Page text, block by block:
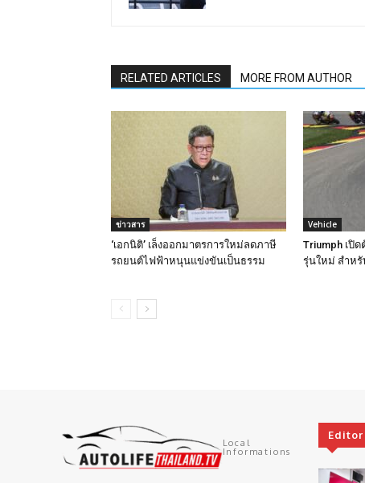
RELATED ARTICLES MORE FROM AUTHOR
ข่าวสาร
‘เอกนิติ’ เล็งออกมาตรการใหม่ลดภาษี
รถยนต์ไฟฟ้าหนุนแข่งขันเป็นธรรม
Vehicle
Triumph เปิ
รุ่นใหม่ สำหรั
Local
Informations
Editor